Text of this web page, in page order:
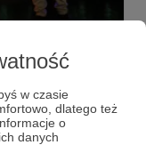
w czasie
dlatego też
o
danych